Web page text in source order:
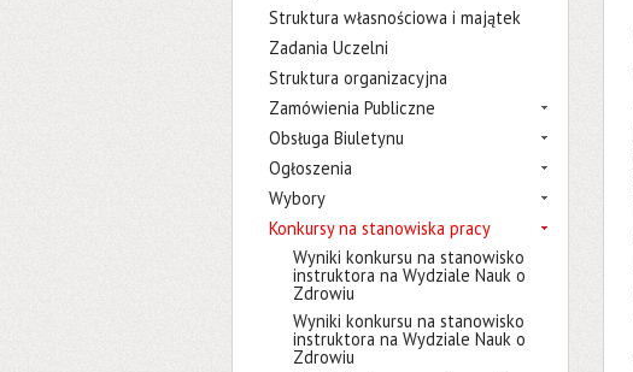
Struktura własnościowa i majątek
Zadania Uczelni
Struktura organizacyjna
Zamówienia Publiczne
Obsługa Biuletynu
Ogłoszenia
Wybory
Konkursy na stanowiska pracy
Wyniki konkursu na stanowisko
instruktora na Wydziale Nauk o
Zdrowiu
Wyniki konkursu na stanowisko
instruktora na Wydziale Nauk o
Zdrowiu